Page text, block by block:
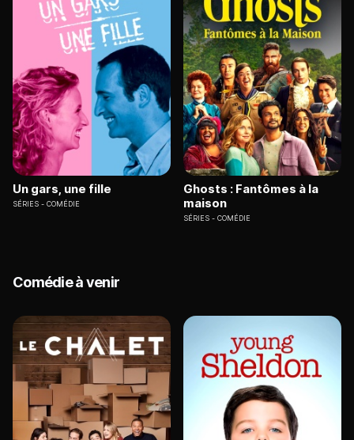
Un gars, une fille
SÉRIES COMÉDIE
Ghosts : Fantômes à la
maison
SÉRIES COMÉDIE
Comédie à venir